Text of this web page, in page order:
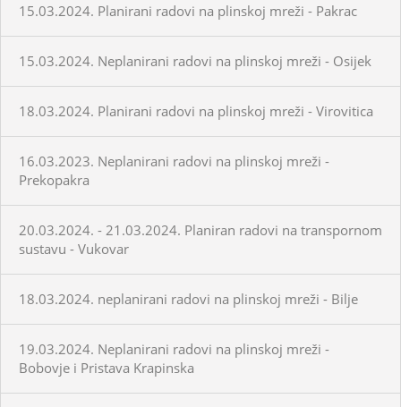
15.03.2024. Planirani radovi na plinskoj mreži - Pakrac
15.03.2024. Neplanirani radovi na plinskoj mreži - Osijek
18.03.2024. Planirani radovi na plinskoj mreži - Virovitica
16.03.2023. Neplanirani radovi na plinskoj mreži -
Prekopakra
20.03.2024. - 21.03.2024. Planiran radovi na transpornom
sustavu - Vukovar
18.03.2024. neplanirani radovi na plinskoj mreži - Bilje
19.03.2024. Neplanirani radovi na plinskoj mreži -
Bobovje i Pristava Krapinska